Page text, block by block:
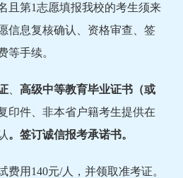
且第1志愿填报我校的考生须来
信息复核确认、资格审查、签
等手续。
高级中等教育毕业证书（或
印件、非本省户籍考生提供在
。签订诚信报考承诺书。
费用140元/人，并领取准考证。